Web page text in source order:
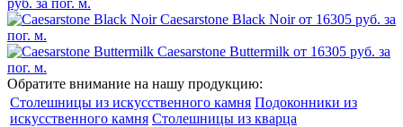
Caesarstone Black Noir от 16305 руб. за
пог. м.
Caesarstone Buttermilk от 16305 руб. за
пог. м.
Обратите внимание на нашу продукцию:
Столешницы из искусственного камня Подоконники из
искусственного камня Столешницы из кварца